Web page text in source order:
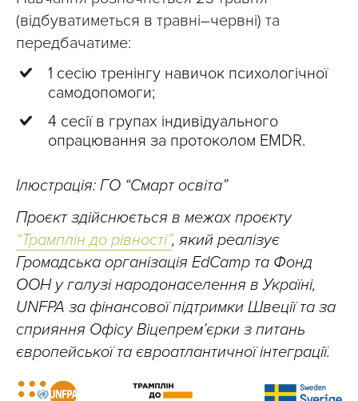
(відбуватиметься в травні–червні) та
передбачатиме:
1 сесію тренінгу навичок психологічної
самодопомоги;
4 сесії в групах індивідуального
опрацювання за протоколом EMDR.
Ілюстрація: ГО “Смарт освіта”
Проєкт здійснюється в межах проєкту
“Трамплін до рівності”, який реалізує
Громадська організація EdCamp та Фонд
ООН у галузі народонаселення в Україні,
UNFPA за фінансової підтримки Швеції та за
сприяння Офісу Віцепрем’єрки з питань
європейської та євроатлантичної інтеграції.